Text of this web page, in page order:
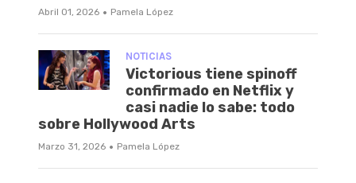
Abril 01, 2026 · Pamela López
NOTICIAS
Victorious tiene spinoff
confirmado en Netflix y
casi nadie lo sabe: todo
sobre Hollywood Arts
Marzo 31, 2026 · Pamela López